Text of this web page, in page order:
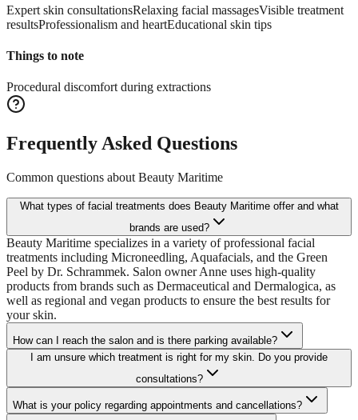
Expert skin consultationsRelaxing facial massagesVisible treatment
resultsProfessionalism and heartEducational skin tips
Things to note
Procedural discomfort during extractions
Frequently Asked Questions
Common questions about Beauty Maritime
What types of facial treatments does Beauty Maritime offer and what
brands are used?
Beauty Maritime specializes in a variety of professional facial
treatments including Microneedling, Aquafacials, and the Green
Peel by Dr. Schrammek. Salon owner Anne uses high-quality
products from brands such as Dermaceutical and Dermalogica, as
well as regional and vegan products to ensure the best results for
your skin.
How can I reach the salon and is there parking available?
I am unsure which treatment is right for my skin. Do you provide
consultations?
What is your policy regarding appointments and cancellations?